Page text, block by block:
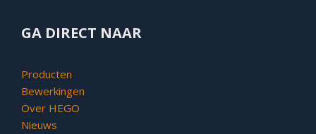
GA DIRECT NAAR
Producten
Bewerkingen
Over HEGO
Nieuws